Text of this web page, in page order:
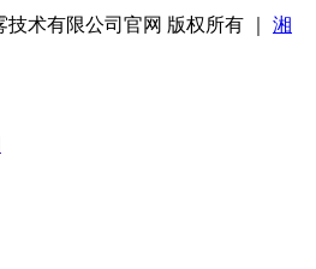
技术有限公司官网 版权所有 ｜ 湘